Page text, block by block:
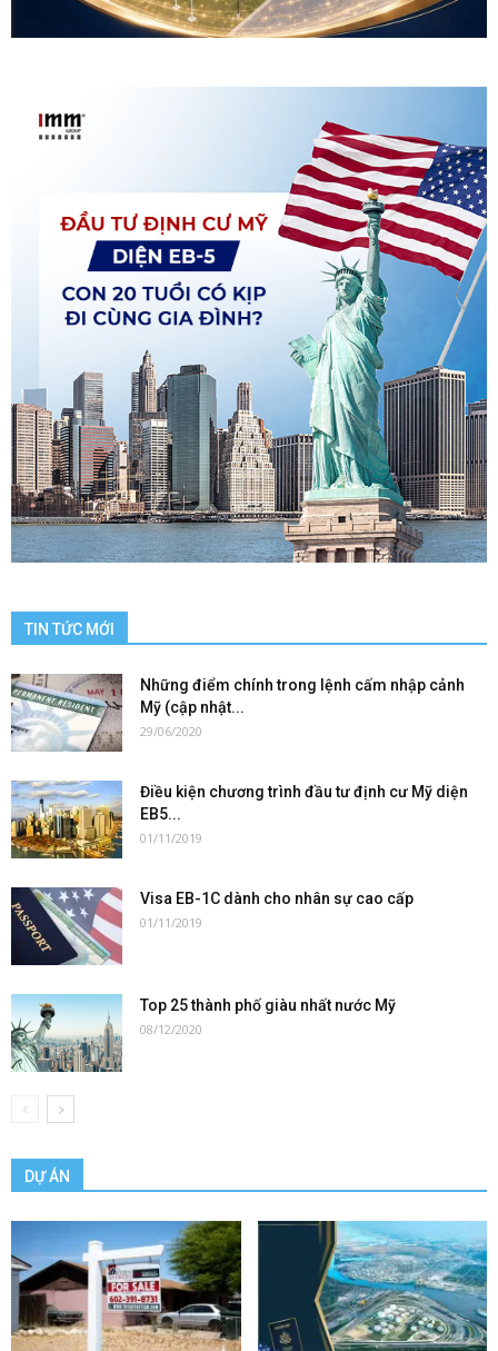
TIN TỨC MỚI
Những điểm chính trong lệnh cấm nhập cảnh
Mỹ (cập nhật...
29/06/2020
Điều kiện chương trình đầu tư định cư Mỹ diện
EB5...
01/11/2019
Visa EB-1C dành cho nhân sự cao cấp
01/11/2019
Top 25 thành phố giàu nhất nước Mỹ
08/12/2020
DỰ ÁN